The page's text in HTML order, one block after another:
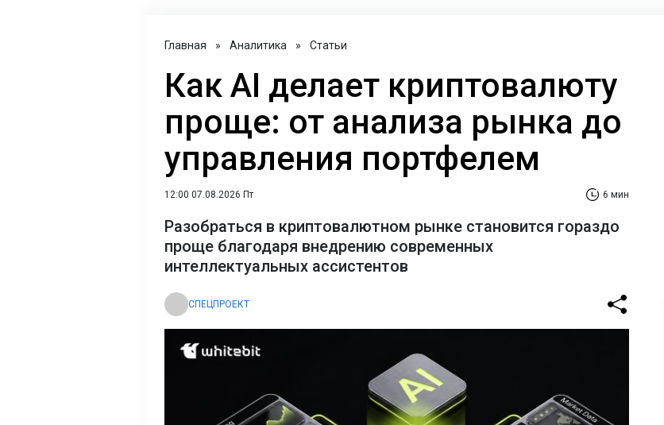
Главная » Аналитика » Статьи
Как AI делает криптовалюту
проще: от анализа рынка до
управления портфелем
12:00 07.08.2026 Пт 6 мин
Разобраться в криптовалютном рынке становится гораздо
проще благодаря внедрению современных
интеллектуальных ассистентов
СПЕЦПРОЕКТ